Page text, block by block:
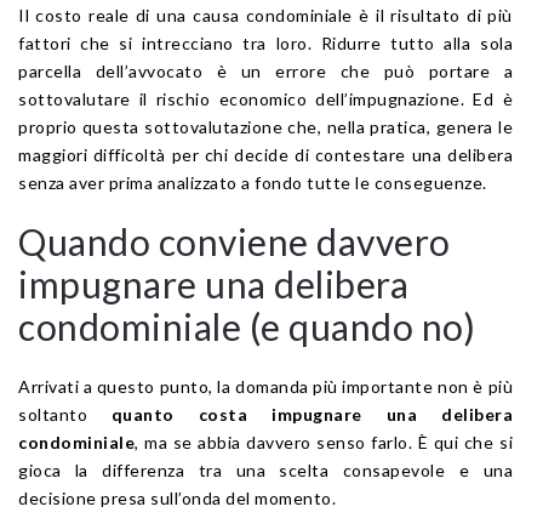
Il costo reale di una causa condominiale è il risultato di più
fattori che si intrecciano tra loro. Ridurre tutto alla sola
parcella dell’avvocato è un errore che può portare a
sottovalutare il rischio economico dell’impugnazione. Ed è
proprio questa sottovalutazione che, nella pratica, genera le
maggiori difficoltà per chi decide di contestare una delibera
senza aver prima analizzato a fondo tutte le conseguenze.
Quando conviene davvero
impugnare una delibera
condominiale (e quando no)
Arrivati a questo punto, la domanda più importante non è più
soltanto quanto costa impugnare una delibera
condominiale, ma se abbia davvero senso farlo. È qui che si
gioca la differenza tra una scelta consapevole e una
decisione presa sull’onda del momento.